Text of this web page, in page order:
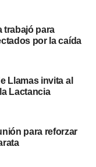
trabajó para
por la caída
Llamas invita al
Lactancia
para reforzar